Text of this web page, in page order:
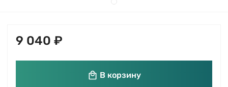
9 040 ₽
В корзину